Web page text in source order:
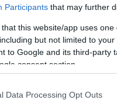
Participants that may further
that this website/app uses
but not limited to
to Google and its third-party
consent section.
Data Processing Opt Outs
kicsalni